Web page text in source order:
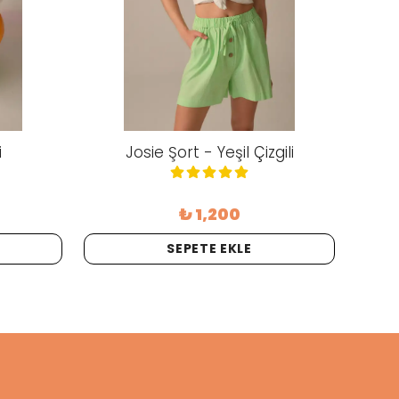
Josie Şort - Yeşil Çizgili
₺ 1,200
SEPETE EKLE